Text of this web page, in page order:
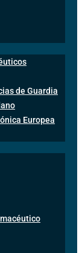
de Guardia
Europea